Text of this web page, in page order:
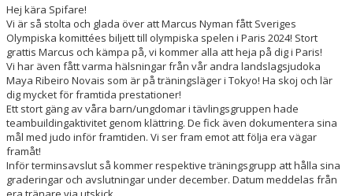
Hej kära Spifare!
Vi är så stolta och glada över att Marcus Nyman fått Sveriges
Olympiska komittées biljett till olympiska spelen i Paris 2024! Stort
grattis Marcus och kämpa på, vi kommer alla att heja på dig i Paris!
Vi har även fått varma hälsningar från vår andra landslagsjudoka
Maya Ribeiro Novais som är på träningsläger i Tokyo! Ha skoj och lär
dig mycket för framtida prestationer!
Ett stort gäng av våra barn/ungdomar i tävlingsgruppen hade
teambuildingaktivitet genom klättring. De fick även dokumentera sina
mål med judo inför framtiden. Vi ser fram emot att följa era vägar
framåt!
Inför terminsavslut så kommer respektive träningsgrupp att hålla sina
graderingar och avslutningar under december. Datum meddelas från